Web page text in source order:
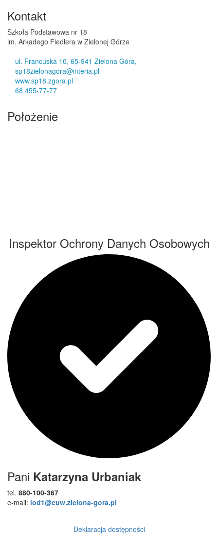
Kontakt
Szkoła Podstawowa nr 18
im. Arkadego Fiedlera w Zielonej Górze
ul. Francuska 10, 65-941 Zielona Góra,
sp18zielonagora@interia.pl
www.sp18.zgora.pl
68 455-77-77
Położenie
Inspektor Ochrony Danych Osobowych
Pani Katarzyna Urbaniak
tel. 880-100-367
e-mail: iod1@cuw.zielona-gora.pl
Deklaracja dostępności